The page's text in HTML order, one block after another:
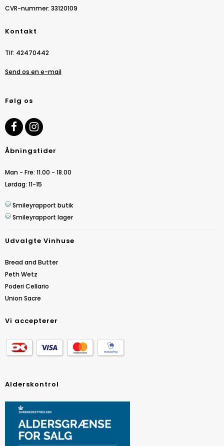
CVR-nummer: 33120109
Kontakt
Tlf: 42470442
Send os en e-mail
Følg os
Åbningstider
Man - Fre: 11.00 - 18.00
Lørdag: 11-15
Smileyrapport butik
Smileyrapport lager
Udvalgte Vinhuse
Bread and Butter
Peth Wetz
Poderi Cellario
Union Sacre
Vi accepterer
Alderskontrol